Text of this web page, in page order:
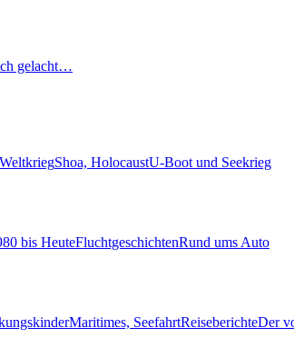
gelacht…
Shoa, HolocaustU-Boot und Seekrieg
bis HeuteFluchtgeschichtenRund ums Auto
Maritimes, SeefahrtReiseberichteDer